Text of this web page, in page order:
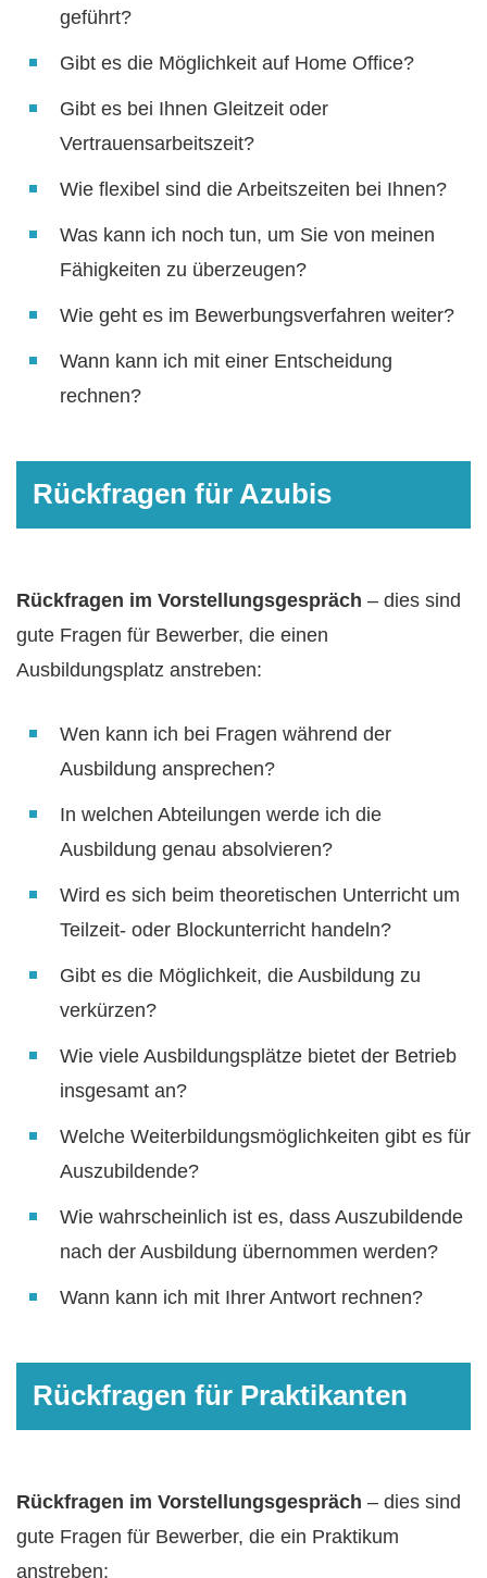
geführt?
Gibt es die Möglichkeit auf Home Office?
Gibt es bei Ihnen Gleitzeit oder
Vertrauensarbeitszeit?
Wie flexibel sind die Arbeitszeiten bei Ihnen?
Was kann ich noch tun, um Sie von meinen
Fähigkeiten zu überzeugen?
Wie geht es im Bewerbungsverfahren weiter?
Wann kann ich mit einer Entscheidung
rechnen?
Rückfragen für Azubis
Rückfragen im Vorstellungsgespräch – dies sind
gute Fragen für Bewerber, die einen
Ausbildungsplatz anstreben:
Wen kann ich bei Fragen während der
Ausbildung ansprechen?
In welchen Abteilungen werde ich die
Ausbildung genau absolvieren?
Wird es sich beim theoretischen Unterricht um
Teilzeit- oder Blockunterricht handeln?
Gibt es die Möglichkeit, die Ausbildung zu
verkürzen?
Wie viele Ausbildungsplätze bietet der Betrieb
insgesamt an?
Welche Weiterbildungsmöglichkeiten gibt es für
Auszubildende?
Wie wahrscheinlich ist es, dass Auszubildende
nach der Ausbildung übernommen werden?
Wann kann ich mit Ihrer Antwort rechnen?
Rückfragen für Praktikanten
Rückfragen im Vorstellungsgespräch – dies sind
gute Fragen für Bewerber, die ein Praktikum
anstreben: